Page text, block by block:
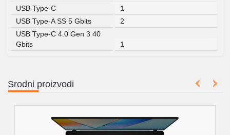
USB Type-C
1
USB Type-A SS 5 Gbits
2
USB Type-C 4.0 Gen 3 40
Gbits
1
Srodni proizvodi